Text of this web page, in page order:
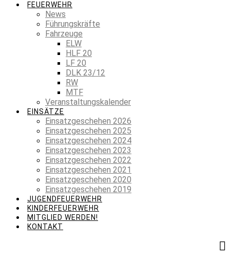
FEUERWEHR
News
Führungskräfte
Fahrzeuge
ELW
HLF 20
LF 20
DLK 23/12
RW
MTF
Veranstaltungskalender
EINSÄTZE
Einsatzgeschehen 2026
Einsatzgeschehen 2025
Einsatzgeschehen 2024
Einsatzgeschehen 2023
Einsatzgeschehen 2022
Einsatzgeschehen 2021
Einsatzgeschehen 2020
Einsatzgeschehen 2019
JUGENDFEUERWEHR
KINDERFEUERWEHR
MITGLIED WERDEN!
KONTAKT